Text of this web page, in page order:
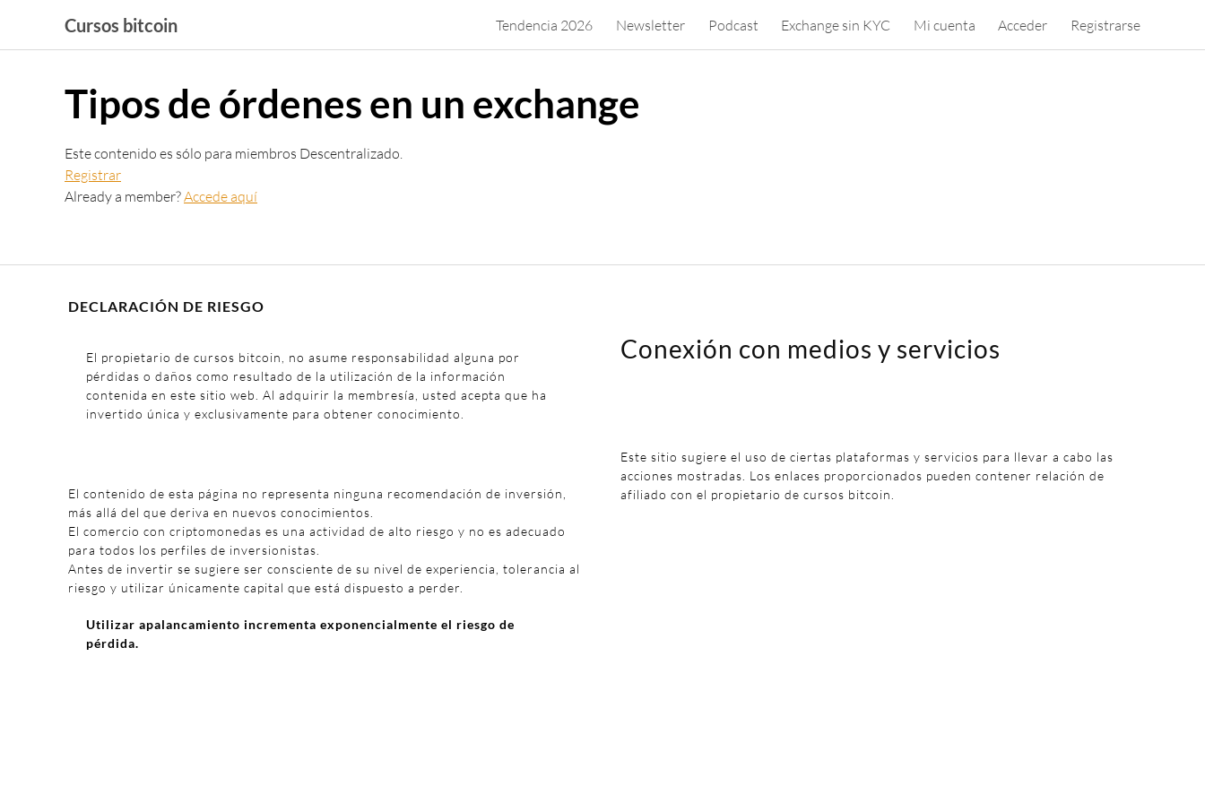
contenido
Cursos bitcoin Tendencia 2026 Newsletter Podcast Exchange sin KYC Mi cuenta Acceder Registrarse
Tipos de órdenes en un exchange
Este contenido es sólo para miembros Descentralizado.
Registrar
Already a member?Accede aquí
DECLARACIÓN DE RIESGO
El propietario de cursos bitcoin, no asume responsabilidad alguna por
pérdidas o daños como resultado de la utilización de la información
contenida en este sitio web. Al adquirir la membresía, usted acepta que ha
invertido única y exclusivamente para obtener conocimiento.
El contenido de esta página no representa ninguna recomendación de inversión,
más allá del que deriva en nuevos conocimientos.
El comercio con criptomonedas es una actividad de alto riesgo y no es adecuado
para todos los perfiles de inversionistas.
Antes de invertir se sugiere ser consciente de su nivel de experiencia, tolerancia al
riesgo y utilizar únicamente capital que está dispuesto a perder.
Utilizar apalancamiento incrementa exponencialmente el riesgo de
pérdida.
Conexión con medios y servicios
Este sitio sugiere el uso de ciertas plataformas y servicios para llevar a cabo las
acciones mostradas. Los enlaces proporcionados pueden contener relación de
afiliado con el propietario de cursos bitcoin.